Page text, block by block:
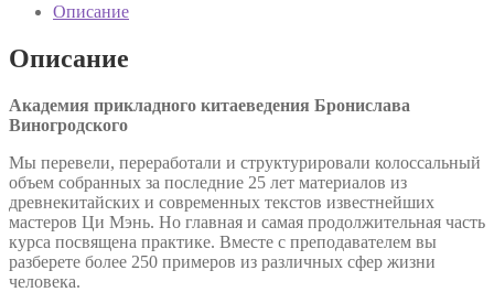
Описание
Описание
Академия прикладного китаеведения Бронислава
Виногродского
Мы перевели, переработали и структурировали колоссальный
объем собранных за последние 25 лет материалов из
древнекитайских и современных текстов известнейших
мастеров Ци Мэнь. Но главная и самая продолжительная часть
курса посвящена практике. Вместе с преподавателем вы
разберете более 250 примеров из различных сфер жизни
человека.